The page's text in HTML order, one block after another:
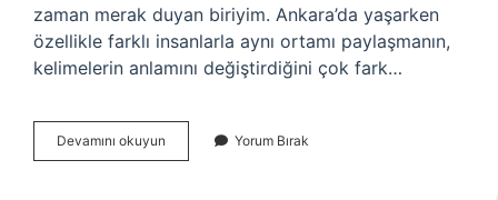
zaman merak duyan biriyim. Ankara’da yaşarken
özellikle farklı insanlarla aynı ortamı paylaşmanın,
kelimelerin anlamını değiştirdiğini çok fark…
Devamını okuyun
koz
Yorum Bırak